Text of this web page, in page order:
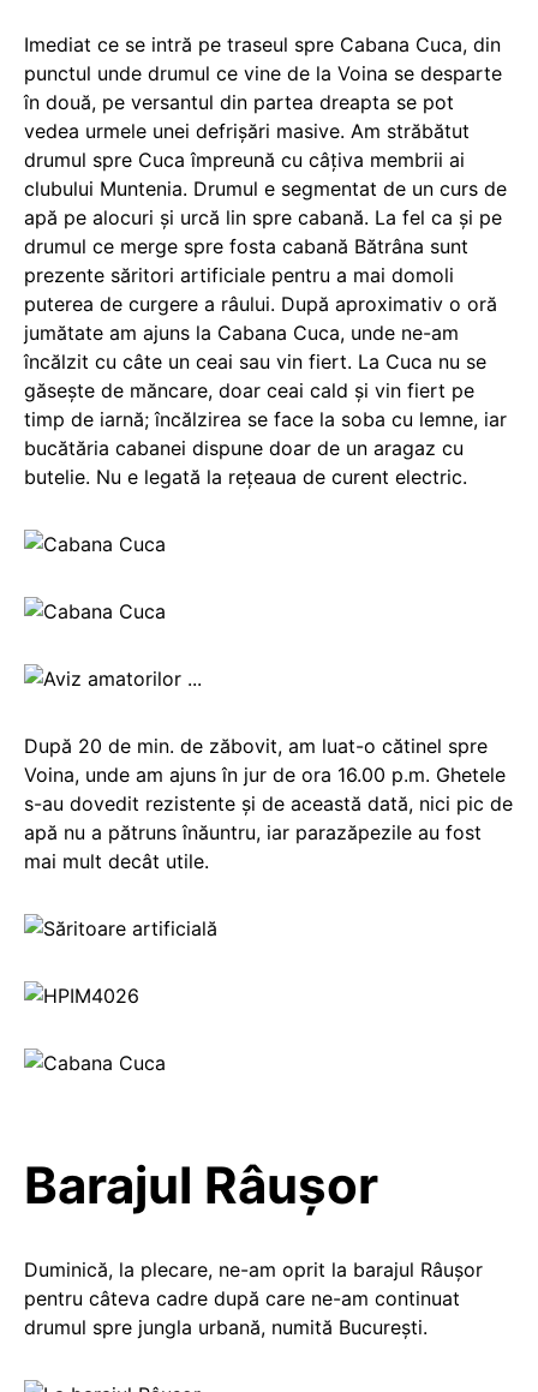
Imediat ce se intră pe traseul spre Cabana Cuca, din
punctul unde drumul ce vine de la Voina se desparte
în două, pe versantul din partea dreapta se pot
vedea urmele unei defrişări masive. Am străbătut
drumul spre Cuca împreună cu câţiva membrii ai
clubului Muntenia. Drumul e segmentat de un curs de
apă pe alocuri şi urcă lin spre cabană. La fel ca şi pe
drumul ce merge spre fosta cabană Bătrâna sunt
prezente săritori artificiale pentru a mai domoli
puterea de curgere a râului. După aproximativ o oră
jumătate am ajuns la Cabana Cuca, unde ne-am
încălzit cu câte un ceai sau vin fiert. La Cuca nu se
găseşte de măncare, doar ceai cald şi vin fiert pe
timp de iarnă; încălzirea se face la soba cu lemne, iar
bucătăria cabanei dispune doar de un aragaz cu
butelie. Nu e legată la reţeaua de curent electric.
După 20 de min. de zăbovit, am luat-o cătinel spre
Voina, unde am ajuns în jur de ora 16.00 p.m. Ghetele
s-au dovedit rezistente şi de această dată, nici pic de
apă nu a pătruns înăuntru, iar parazăpezile au fost
mai mult decât utile.
Barajul Râușor
Duminică, la plecare, ne-am oprit la barajul Râuşor
pentru câteva cadre după care ne-am continuat
drumul spre jungla urbană, numită Bucureşti.